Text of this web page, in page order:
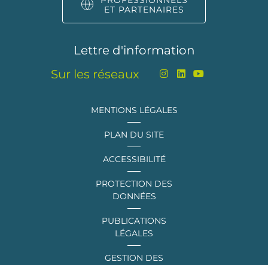
ET PARTENAIRES
Lettre d'information
Sur les réseaux
MENTIONS LÉGALES
PLAN DU SITE
ACCESSIBILITÉ
PROTECTION DES
DONNÉES
PUBLICATIONS
LÉGALES
GESTION DES